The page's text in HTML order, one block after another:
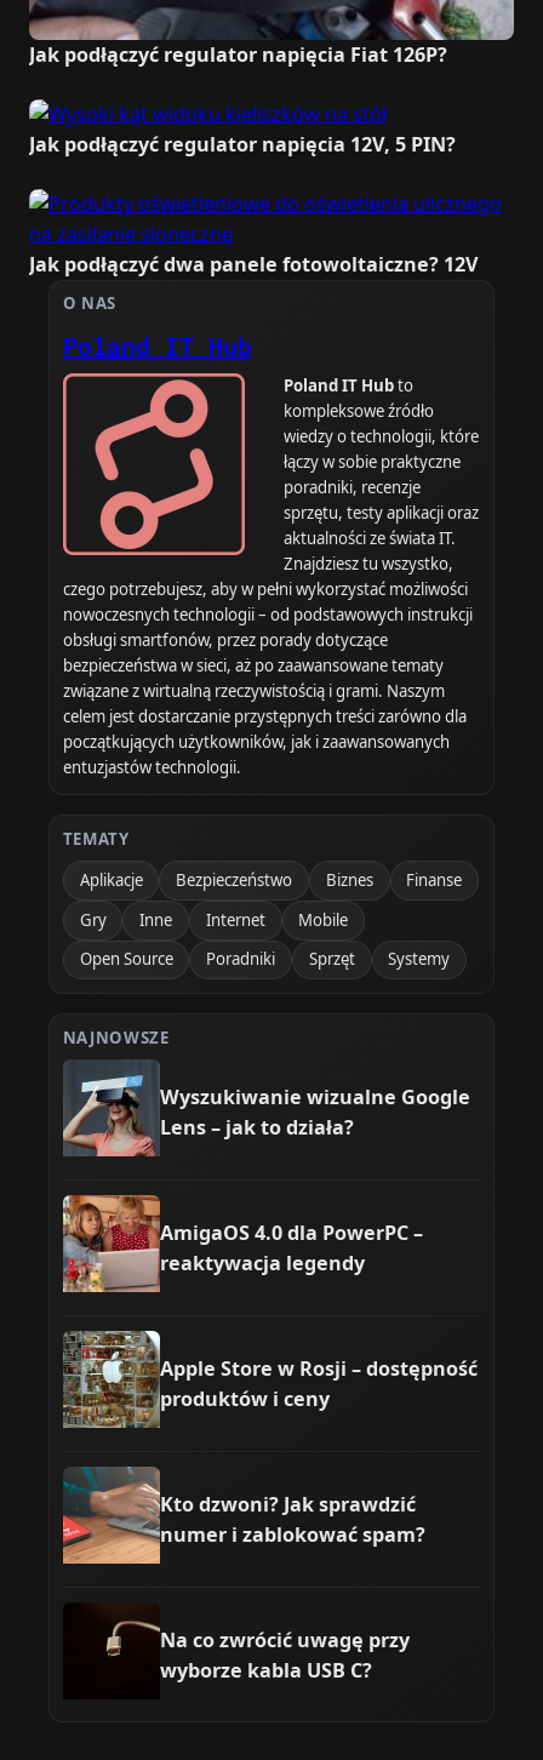
Jak podłączyć regulator napięcia Fiat 126P?
Jak podłączyć regulator napięcia 12V, 5 PIN?
Jak podłączyć dwa panele fotowoltaiczne? 12V
O NAS
Poland IT Hub
Poland IT Hubto
kompleksowe źródło
wiedzy o technologii, które
łączy w sobie praktyczne
poradniki, recenzje
sprzętu, testy aplikacji oraz
aktualności ze świata IT.
Znajdziesz tu wszystko,
czego potrzebujesz, aby w pełni wykorzystać możliwości
nowoczesnych technologii – od podstawowych instrukcji
obsługi smartfonów, przez porady dotyczące
bezpieczeństwa w sieci, aż po zaawansowane tematy
związane z wirtualną rzeczywistością i grami. Naszym
celem jest dostarczanie przystępnych treści zarówno dla
początkujących użytkowników, jak i zaawansowanych
entuzjastów technologii.
TEMATY
Aplikacje
Bezpieczeństwo Biznes
Finanse
Gry
Inne Internet
Mobile
Open Source
Poradniki Sprzęt Systemy
NAJNOWSZE
Wyszukiwanie wizualne Google
Lens – jak to działa?
AmigaOS 4.0 dla PowerPC –
reaktywacja legendy
Apple Store w Rosji – dostępność
produktów i ceny
Kto dzwoni? Jak sprawdzić
numer i zablokować spam?
Na co zwrócić uwagę przy
wyborze kabla USB C?